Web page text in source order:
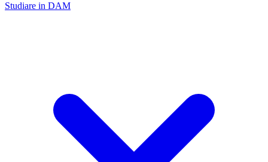
Studiare in DAM